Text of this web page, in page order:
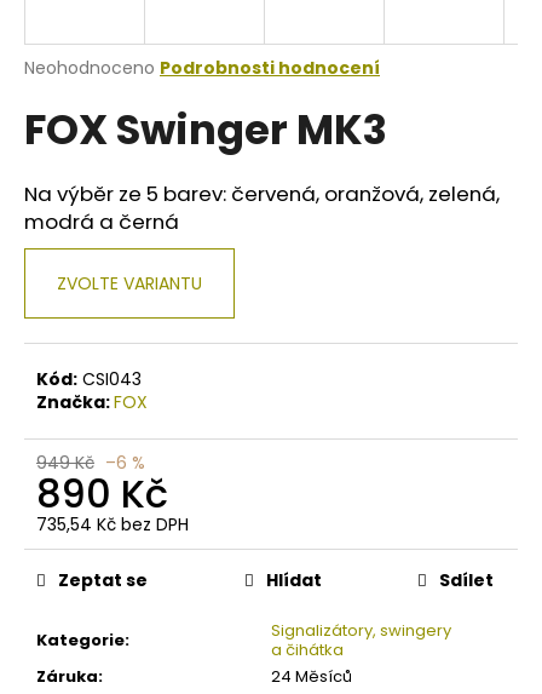
Průměrné
produktu
je
z
5
hvězdiček.
Neohodnoceno Podrobnosti hodnocení
FOX Swinger MK3
Na výběr ze 5 barev: červená, oranžová, zelená,
modrá a černá
ZVOLTE VARIANTU
Kód: CSI043
Značka:FOX
949 Kč –6 %
890 Kč
735,54 Kč bez DPH
Měrná
cena:
Kategorie:
Signalizátory, swingery
a čihátka
Záruka: 24 Měsíců
Zeptat se Hlídat Sdílet
j
t
?
D
o
p
o
u
č
u
e
m
e